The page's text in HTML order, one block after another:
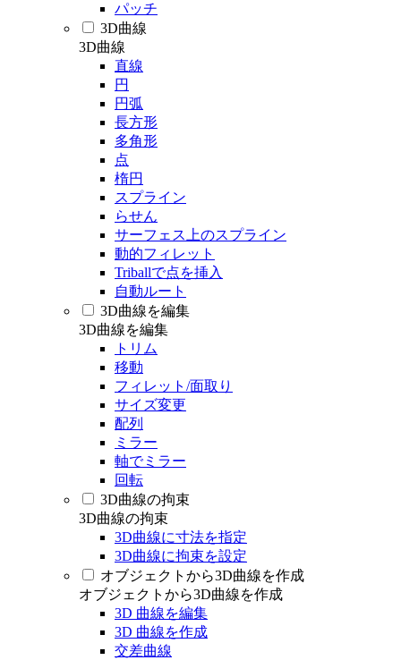
パッチ
3D曲線
3D曲線
直線
円
円弧
長方形
多角形
点
楕円
スプライン
らせん
サーフェス上のスプライン
動的フィレット
Triballで点を挿入
自動ルート
3D曲線を編集
3D曲線を編集
トリム
移動
フィレット/面取り
サイズ変更
配列
ミラー
軸でミラー
回転
3D曲線の拘束
3D曲線の拘束
3D曲線に寸法を指定
3D曲線に拘束を設定
オブジェクトから3D曲線を作成
オブジェクトから3D曲線を作成
3D 曲線を編集
3D 曲線を作成
交差曲線